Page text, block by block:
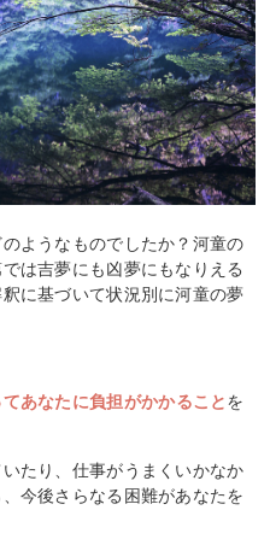
ようなものでしたか？河童の
は吉夢にも凶夢にもなりえる
に基づいて状況別に河童の夢
あなたに負担がかかることを
たり、仕事がうまくいかなか
今後さらなる困難があなたを